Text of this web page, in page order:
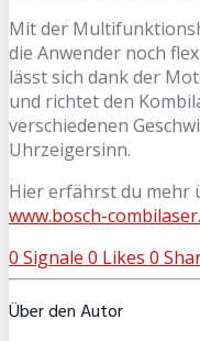
Mit der
die Anwender noch
lässt sich dank der
und richtet den
verschiedenen
Uhrzeigersinn.
Hier erfährst du mehr
www.bosch-
0 Signale 0 Likes 0
Über den Autor